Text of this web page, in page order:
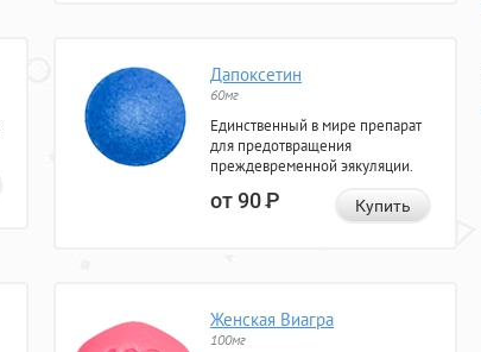
Дапоксетин
60мг
Единственный в мире препарат
для предотвращения
преждевременной эякуляции.
от 90Р Купить
Женская Виагра
100мг